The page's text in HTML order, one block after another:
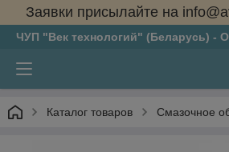
Заявки присылайте на
ЧУП "Век технологий" (Беларусь) -
Каталог товаров Смазочное